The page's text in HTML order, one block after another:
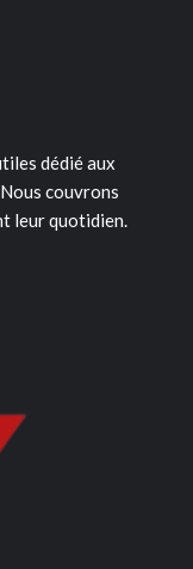
dédié aux
couvrons
leur quotidien.